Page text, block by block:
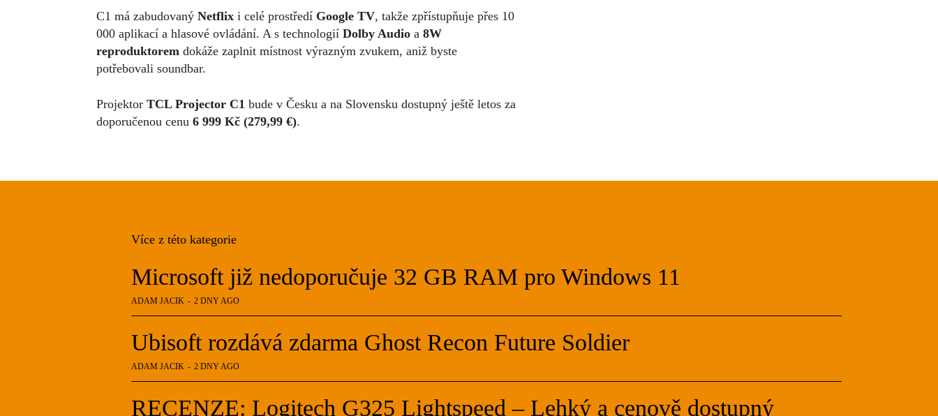
C1 má zabudovaný Netflix i celé prostředí Google TV, takže zpřístupňuje přes 10
000 aplikací a hlasové ovládání. A s technologií Dolby Audio a 8W
reproduktorem dokáže zaplnit místnost výrazným zvukem, aniž byste
potřebovali soundbar.
Projektor TCL Projector C1 bude v Česku a na Slovensku dostupný ještě letos za
doporučenou cenu 6 999 Kč (279,99 €).
Více z této kategorie
Microsoft již nedoporučuje 32 GB RAM pro Windows 11
ADAM JACIK - 2 DNY AGO
Ubisoft rozdává zdarma Ghost Recon Future Soldier
ADAM JACIK - 2 DNY AGO
RECENZE: Logitech G325 Lightspeed – Lehký a cenově dostupný